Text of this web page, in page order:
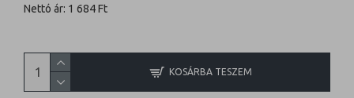
Nettó ár: 1 684 Ft
KOSÁRBA TESZEM